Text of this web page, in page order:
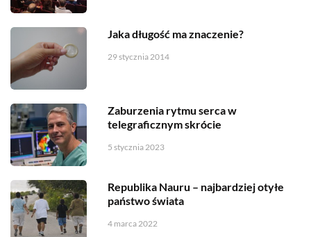
Jaka długość ma znaczenie?
29 stycznia 2014
Zaburzenia rytmu serca w
telegraficznym skrócie
5 stycznia 2023
Republika Nauru – najbardziej otyłe
państwo świata
4 marca 2022